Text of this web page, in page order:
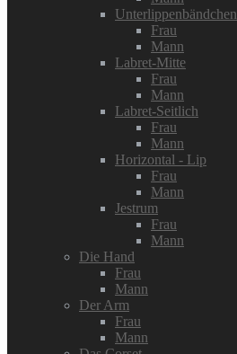
Unterlippenbändchen
Frau
Mann
Labret-Mitte
Frau
Mann
Labret-Seitlich
Frau
Mann
Horizontal - Lip
Frau
Mann
Jestrum
Frau
Mann
Die Hand
Frau
Mann
Der Arm
Frau
Mann